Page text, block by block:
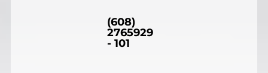
(608)
2765929
- 101